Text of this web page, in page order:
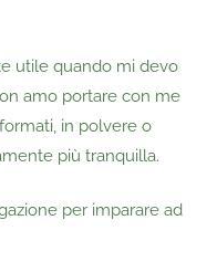
utile quando mi devo
amo portare con me
in polvere o
più tranquilla.
per imparare ad